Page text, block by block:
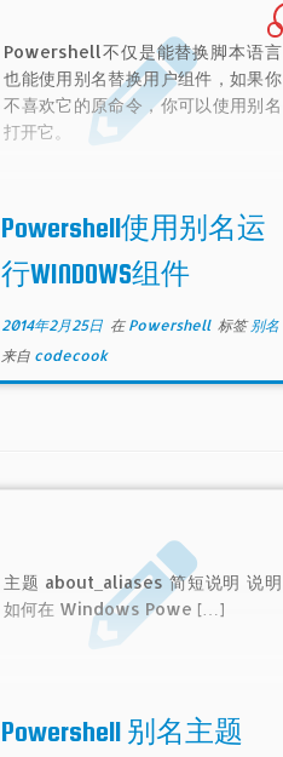
Powershell不仅是能替换脚本语言
也能使用别名替换用户组件，如果你
不喜欢它的原命令，你可以使用别名
打开它。
Powershell使用别名运
行WINDOWS组件
2014年2月25日在 Powershell 标签别名
来自 codecook
主题 about_aliases 简短说明 说明
如何在 Windows Powe […]
Powershell 别名主题